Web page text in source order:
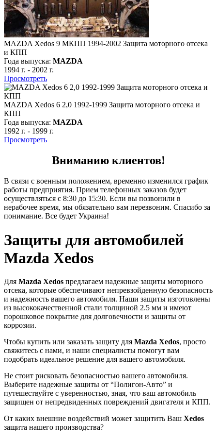
MAZDA Xedos 9 МКПП 1994-2002 Защита моторного отсека
и КПП
Года выпуска: MAZDA
1994 г. - 2002 г.
Просмотреть
MAZDA Xedos 6 2,0 1992-1999 Защита моторного отсека и
КПП
Года выпуска: MAZDA
1992 г. - 1999 г.
Просмотреть
Вниманию клиентов!
В связи с военным положением, временно изменился график
работы предприятия. Прием телефонных заказов будет
осуществляться с 8:30 до 15:30. Если вы позвонили в
нерабочее время, мы обязательно вам перезвоним. Спасибо за
понимание. Все будет Украина!
Защиты для автомобилей
Mazda Xedos
Для Mazda Xedos предлагаем надежные защиты моторного
отсека, которые обеспечивают непревзойденную безопасность
и надежность вашего автомобиля. Наши защиты изготовлены
из высококачественной стали толщиной 2.5 мм и имеют
порошковое покрытие для долговечности и защиты от
коррозии.
Чтобы купить или заказать защиту для Mazda Xedos, просто
свяжитесь с нами, и наши специалисты помогут вам
подобрать идеальное решение для вашего автомобиля.
Не стоит рисковать безопасностью вашего автомобиля.
Выберите надежные защиты от “Полигон-Авто” и
путешествуйте с уверенностью, зная, что ваш автомобиль
защищен от непредвиденных повреждений двигателя и КПП.
От каких внешние воздействий может защитить Ваш Xedos
защита нашего производства?